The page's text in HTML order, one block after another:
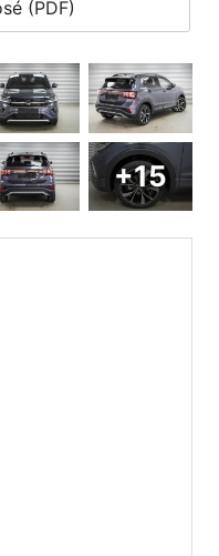
(PDF)
+15